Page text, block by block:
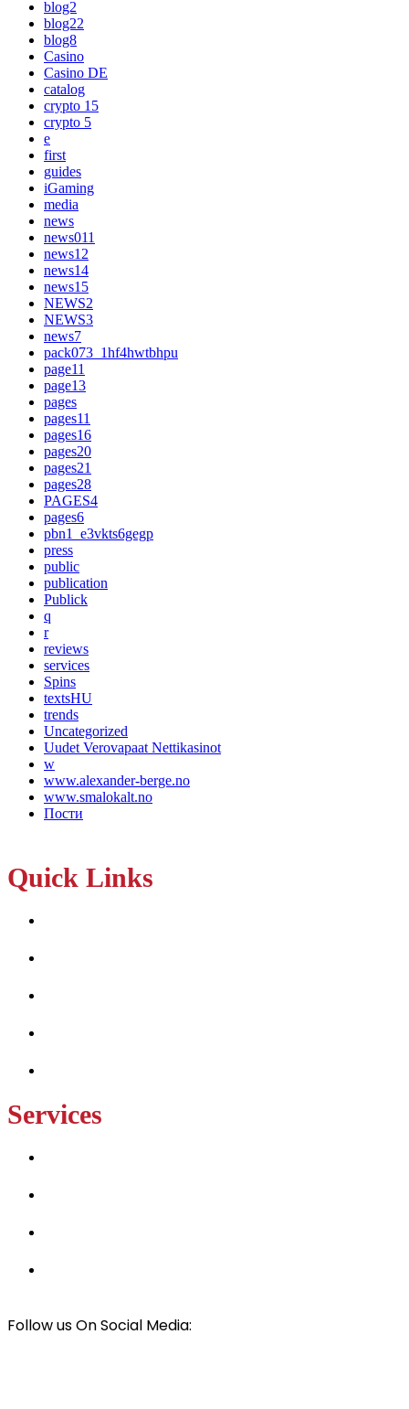
blog2
blog22
blog8
Casino
Casino DE
catalog
crypto 15
crypto 5
e
first
guides
iGaming
media
news
news011
news12
news14
news15
NEWS2
NEWS3
news7
pack073_1hf4hwtbhpu
page11
page13
pages
pages11
pages16
pages20
pages21
pages28
PAGES4
pages6
pbn1_e3vkts6gegp
press
public
publication
Publick
q
r
reviews
services
Spins
textsHU
trends
Uncategorized
Uudet Verovapaat Nettikasinot
w
www.alexander-berge.no
www.smalokalt.no
Пости
Quick Links
Services
Follow us On Social Media: